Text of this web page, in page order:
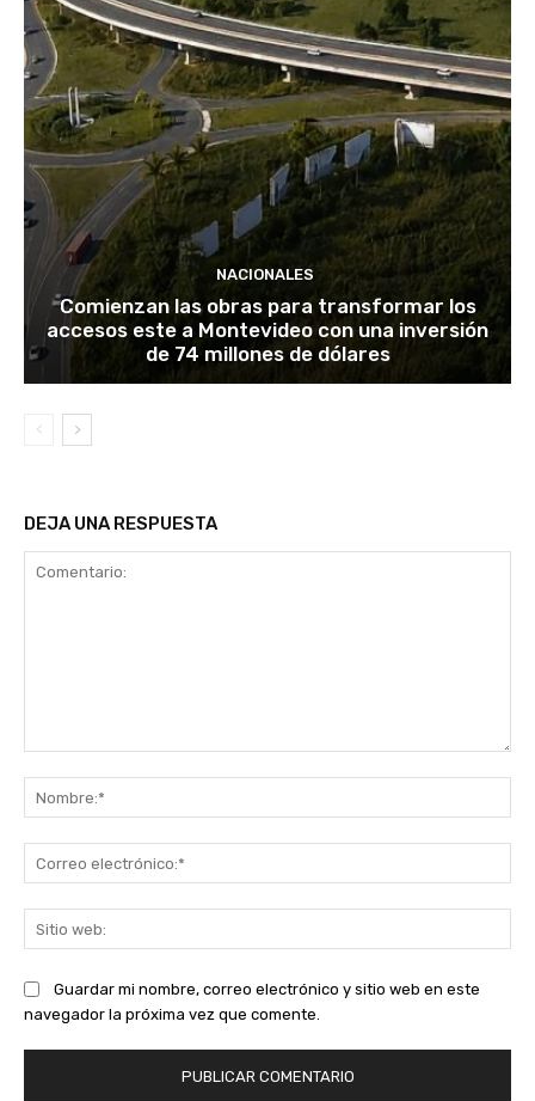
NACIONALES
Comienzan las obras para transformar los
accesos este a Montevideo con una inversión
de 74 millones de dólares
DEJA UNA RESPUESTA
Guardar mi nombre, correo electrónico y sitio web en este
navegador la próxima vez que comente.